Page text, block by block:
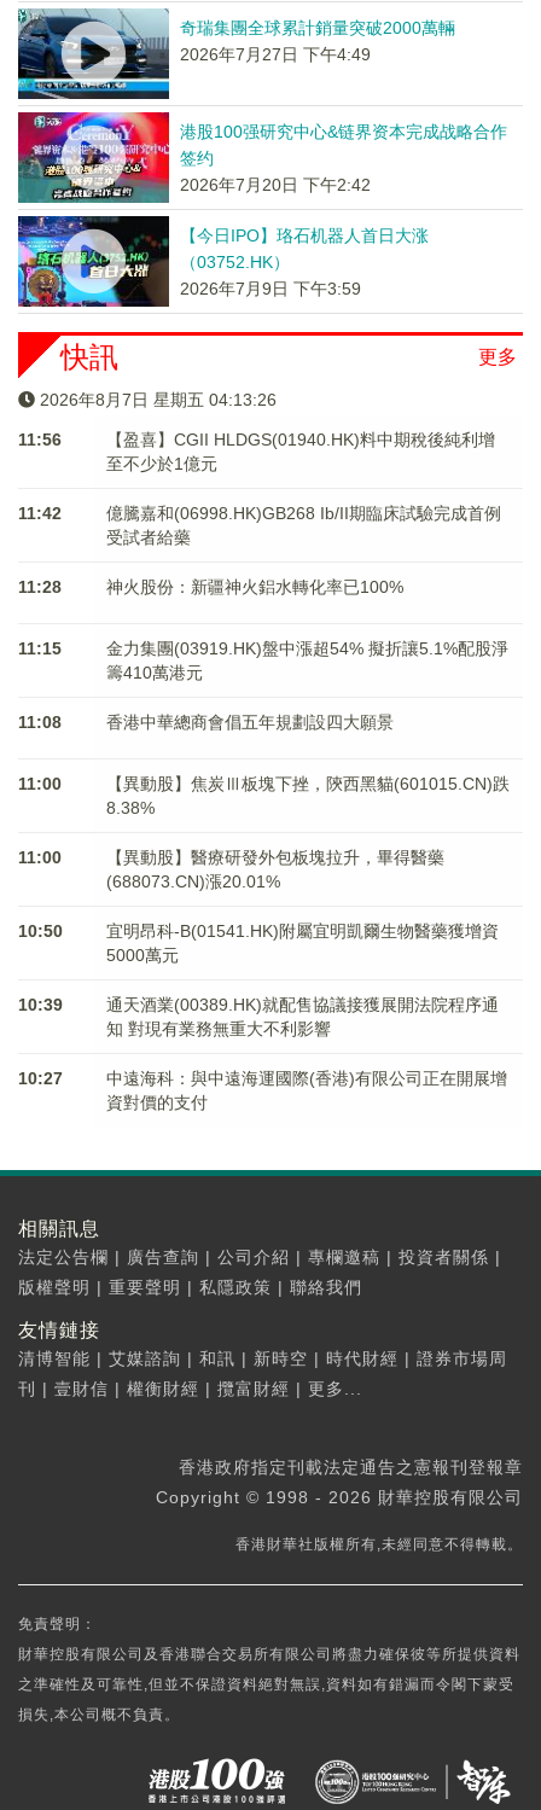
奇瑞集團全球累計銷量突破2000萬輛
2026年7月27日 下午4:49
港股100强研究中心&链界资本完成战略合作
签约
2026年7月20日 下午2:42
【今日IPO】珞石机器人首日大涨
（03752.HK）
2026年7月9日 下午3:59
更多
快訊
2026年8月7日 星期五 04:13:26
11:56
【盈喜】CGII HLDGS(01940.HK)料中期稅後純利增
至不少於1億元
11:42
億騰嘉和(06998.HK)GB268 Ib/II期臨床試驗完成首例
受試者給藥
11:28 神火股份：新疆神火鋁水轉化率已100%
11:15
金力集團(03919.HK)盤中漲超54% 擬折讓5.1%配股淨
籌410萬港元
11:08 香港中華總商會倡五年規劃設四大願景
11:00
【異動股】焦炭Ⅲ板塊下挫，陝西黑貓(601015.CN)跌
8.38%
11:00
【異動股】醫療研發外包板塊拉升，畢得醫藥
(688073.CN)漲20.01%
10:50
宜明昂科-B(01541.HK)附屬宜明凱爾生物醫藥獲增資
5000萬元
10:39
通天酒業(00389.HK)就配售協議接獲展開法院程序通
知 對現有業務無重大不利影響
10:27
中遠海科：與中遠海運國際(香港)有限公司正在開展增
資對價的支付
相關訊息
法定公告欄 | 廣告查詢 | 公司介紹 | 專欄邀稿 | 投資者關係 |
版權聲明 | 重要聲明 | 私隱政策 | 聯絡我們
友情鏈接
清博智能 | 艾媒諮詢 | 和訊 | 新時空 | 時代財經 | 證券市場周
刊
| 壹財信 | 權衡財經 | 攬富財經 | 更多...
香港政府指定刊載法定通告之憲報刊登報章
Copyright © 1998 - 2026 財華控股有限公司
香港財華社版權所有,未經同意不得轉載。
免責聲明：
財華控股有限公司及香港聯合交易所有限公司將盡力確保彼等所提供資料
之準確性及可靠性,但並不保證資料絕對無誤,資料如有錯漏而令閣下蒙受
損失,本公司概不負責。